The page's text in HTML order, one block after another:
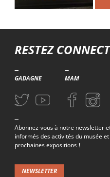
RESTEZ
GADAGNE
Aller sur la page Twitter (nouvelle
Aller sur la page Youtube
MAM
Aller sur laAller sur
Abonnez-vous à notre newsletter
informés des activités du musée
prochaines expositions !
NEWSLETTER